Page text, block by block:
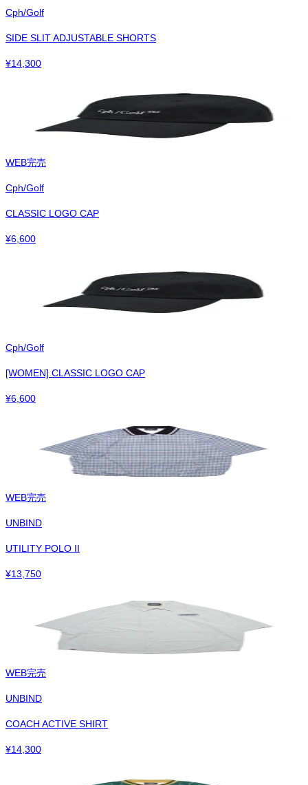
Cph/Golf
SIDE SLIT ADJUSTABLE SHORTS
¥14,300
WEB完売
Cph/Golf
CLASSIC LOGO CAP
¥6,600
Cph/Golf
[WOMEN] CLASSIC LOGO CAP
¥6,600
WEB完売
UNBIND
UTILITY POLO II
¥13,750
WEB完売
UNBIND
COACH ACTIVE SHIRT
¥14,300